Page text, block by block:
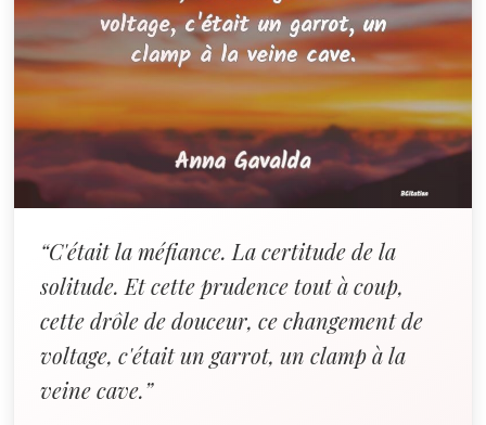
“C'était la méfiance. La certitude de la
solitude. Et cette prudence tout à coup,
cette drôle de douceur, ce changement de
voltage, c'était un garrot, un clamp à la
veine cave.”